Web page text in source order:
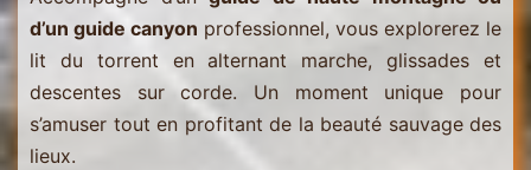
d’un guide canyon professionnel, vous explorerez le
lit du torrent en alternant marche, glissades et
descentes sur corde. Un moment unique pour
s’amuser tout en profitant de la beauté sauvage des
lieux.